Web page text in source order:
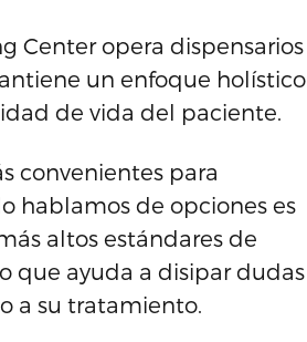
Center opera dispensarios
un enfoque holístico
de vida del paciente.
convenientes para
hablamos de opciones es
altos estándares de
que ayuda a disipar dudas
a su tratamiento.